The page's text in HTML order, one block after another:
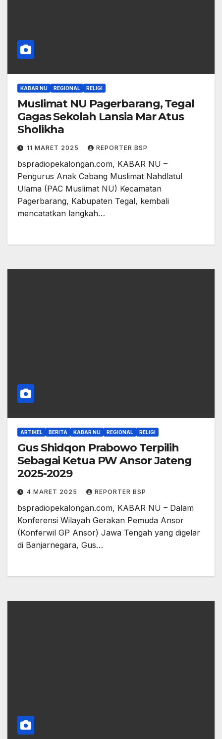
KABAR NU REGIONAL RELIGI
Muslimat NU Pagerbarang, Tegal
Gagas Sekolah Lansia Mar Atus
Sholikha
11 MARET 2025 REPORTER BSP
bspradiopekalongan.com, KABAR NU –
Pengurus Anak Cabang Muslimat Nahdlatul
Ulama (PAC Muslimat NU) Kecamatan
Pagerbarang, Kabupaten Tegal, kembali
mencatatkan langkah…
ARTIKEL BERITA KABAR NU REGIONAL RELIGI
Gus Shidqon Prabowo Terpilih
Sebagai Ketua PW Ansor Jateng
2025-2029
4 MARET 2025 REPORTER BSP
bspradiopekalongan.com, KABAR NU – Dalam
Konferensi Wilayah Gerakan Pemuda Ansor
(Konferwil GP Ansor) Jawa Tengah yang digelar
di Banjarnegara, Gus…